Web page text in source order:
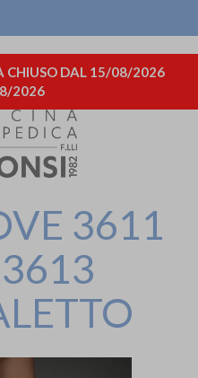
CHIUSO DAL 15/08/2026
2026
3611